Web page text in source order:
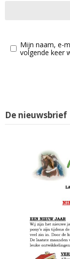
Mijn naam, e-
volgende keer
De nieuwsbrief